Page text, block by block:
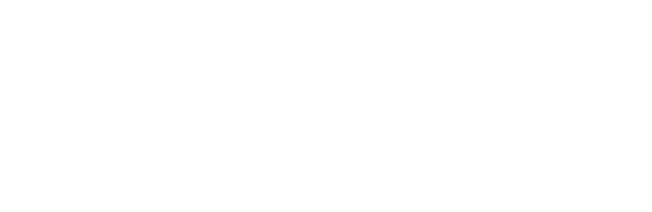
同利用者の範囲」に記載されて
明するものではありません。
期間は出荷製品に未対応品が
ない限り、2022年1月12日よ